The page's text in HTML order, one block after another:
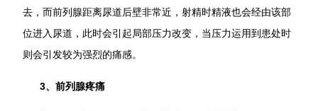
去，而前列腺距离尿道后壁非常近，射精时精液也会经由该部
位进入尿道，此时会引起局部压力改变，当压力运用到患处时
则会引发较为强烈的痛感。
3、前列腺疼痛